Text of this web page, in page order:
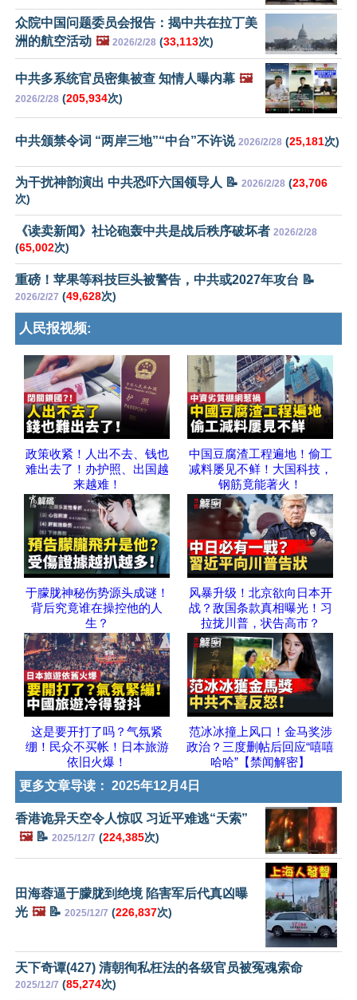
众院中国问题委员会报告：揭中共在拉丁美
洲的航空活动 🖼️ 2026/2/28 (33,113次)
中共多系统官员密集被查 知情人曝内幕 🖼️
2026/2/28 (205,934次)
中共颁禁令词 “两岸三地”“中台”不许说 2026/2/28 (25,181次)
为干扰神韵演出 中共恐吓六国领导人 📝 2026/2/28 (23,706
次)
《读卖新闻》社论砲轰中共是战后秩序破坏者 2026/2/28
(65,002次)
重磅！苹果等科技巨头被警告，中共或2027年攻台 📝
2026/2/27 (49,628次)
人民报视频:
政策收紧！人出不去、钱也
难出去了！办护照、出国越
来越难！
中国豆腐渣工程遍地！偷工
减料屡见不鲜！大国科技，
钢筋竟能著火！
于朦胧神秘伤势源头成谜！
背后究竟谁在操控他的人
生？
风暴升级！北京欲向日本开
战？敌国条款真相曝光！习
拉拢川普，状告高市？
这是要开打了吗？气氛紧
绷！民众不买帐！日本旅游
依旧火爆！
范冰冰撞上风口！金马奖涉
政治？三度删帖后回应“嘻嘻
哈哈”【禁闻解密】
更多文章导读： 2025年12月4日
香港诡异天空令人惊叹 习近平难逃“天索”
🖼️📝 2025/12/7 (224,385次)
田海蓉逼于朦胧到绝境 陷害军后代真凶曝
光 🖼️📝 2025/12/7 (226,837次)
天下奇谭(427) 清朝徇私枉法的各级官员被冤魂索命
2025/12/7 (85,274次)